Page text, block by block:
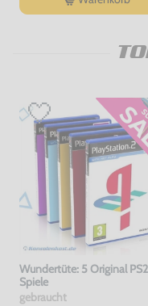
Wundertüte: 5 Original PS2
Spiele
gebraucht